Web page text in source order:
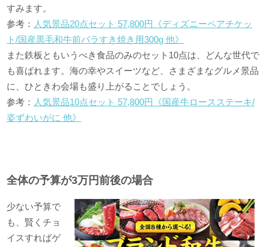
すみます。
参考： 人気景品20点セット 57,800円《ディズニーペアチケッ
ト/国産黒毛和牛前バラすき焼き用300g 他》
また鉄板ともいうべき食品のみのセット10点は、どんな世代で
も喜ばれます。海の幸やスイーツなど、さまざまなグルメ景品
に、ひときわ会場も盛り上がることでしょう。
参考： 人気景品10点セット 57,800円《国産牛ロースステーキ/
姿ずわいがに 他》
全体の予算が3万円前後の場合
少ない予算で
も、賢くチョ
イスすればゲ